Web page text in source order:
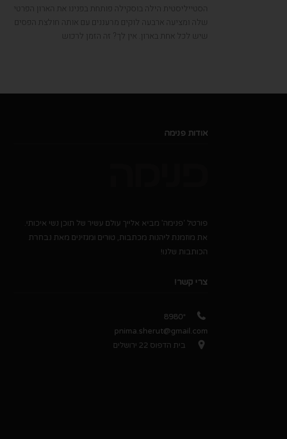
הסטייליסטית הילה בוסקילה פותחת בפנינו את הארון הפרטי
שלה ומציעה ארבעה לוקים מרעננים עם אותה חולצת הפסים
שיש לכל אחת בארון. אין לך? זה הזמן לרכוש
אודות פנימה
פורטל 'פנימה' מביא אלייך עולם עשיר של תוכן נשי איכותי.
את מוזמנת ליהנות מכתבות, טורים ומגזינים מאת נבחרת
הכותבות שלנו!
צרי קשר!
*8980
pnima.sherut@gmail.com
בית הדפוס 22 ירושלים